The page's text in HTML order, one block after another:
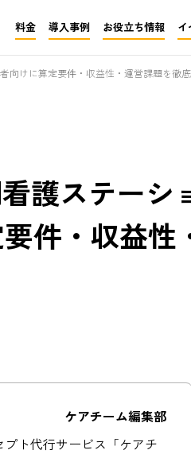
料金 導入事例 お役立ち情報
向けに算定要件・収益性・運営課題を徹
護ステーシ
件・収益性
ケアチーム編集部
ト代行サービス「ケアチ